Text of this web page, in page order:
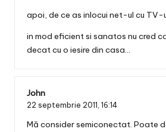
apoi, de ce as inlocui net-ul cu TV-
in mod eficient si sanatos nu cred
decat cu o iesire din casa…
John
22 septembrie 2011, 16:14
Mă consider semiconectat. Poate